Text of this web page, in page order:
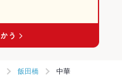
飯田橋 中華